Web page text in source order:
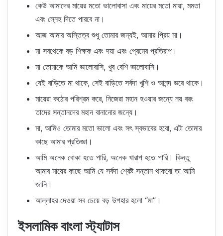
কেউ আমাদের মায়ের মতো ভালোবাসা এবং মায়ের মতো মায়া, মমতা
এবং স্নেহ দিতে পারবে না।
আজ আমার অস্তিত্ব শুধু তোমার জন্যই, আমার প্রিয় মা।
মা সবথেকে বড় শিক্ষক এবং দয়া এবং প্রেমের প্রতিরূপ।
মা তোমাকে আমি ভালোবাসি, খুব বেশি ভালোবাসি।
যেই বাড়িতে মা থাকে, সেই বাড়িতে সর্বদা খুশি ও আনন্দ ভরে থাকে।
মায়েরা কঠোর পরিশ্রম করে, নিজেরা মহান হওয়ার জন্যে নয় বরং
তাদের সন্তানদের মহান বানানোর জন্যে।
মা, আমিও তোমার মতো ভালো এবং সৎ স্বভাবের হবো, এটা তোমার
কাছে আমার প্রতিজ্ঞা।
আমি অনেক বোকা হতে পারি, অনেক খারাপ হতে পারি। কিন্তু
আমার মায়ের কাছে আমি যে সর্বদা শ্রেষ্ট সন্তান থাকবো তা আমি
জানি।
আল্লাহর দেওয়া সব চেয়ে বড় উপহার হলো “মা”।
ইসলামিক বাংলা স্ট্যাটাস